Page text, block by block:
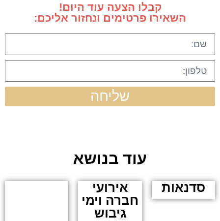
קבלו הצעה עוד היום!
השאירו פרטימים ונחזור אליכם:
שליחה
עוד בנושא
סדנאות
אירועי
חברה וימי
גיבוש